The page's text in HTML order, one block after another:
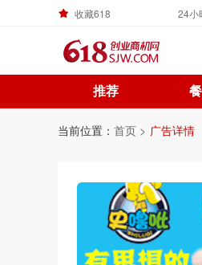
收藏618 24小
推荐
当前位置： 首页 > 广告详情